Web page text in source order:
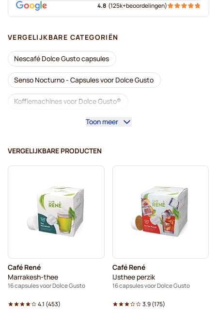
4.8 (125k+beoordelingen)
VERGELIJKBARE CATEGORIËN
Nescafé Dolce Gusto capsules
Senso Nocturno - Capsules voor Dolce Gusto
Koffiemachines voor Dolce Gusto®
Accessoires voor Dolce Gusto®
Ontkalken en onderhoud voor Dolce Gusto
Segafredo - Koffiecapsules voor Dolce Gusto
Café René - Koffiecapsules voor Dolce Gusto
Caffè Borbone voor Dolce Gusto
Capsules voor Dolce Gusto®
Toon meer
VERGELIJKBARE PRODUCTEN
Café René
Marrakesh-thee
16 capsules voor Dolce Gusto
4.1 (453)
Café René
IJsthee perzik
16 capsules voor Dolce Gusto
3.9(175)